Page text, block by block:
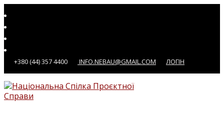
до
вмісту
+380 (44) 357 4400 INFO.NEBAU@GMAIL.COM ЛОГІН